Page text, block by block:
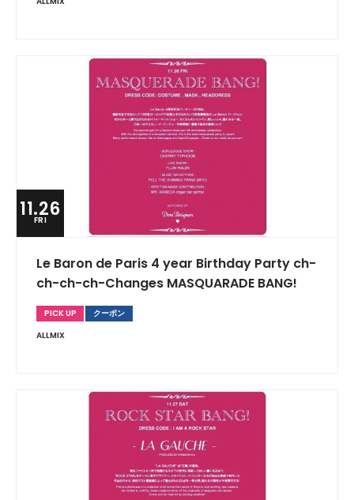
11.26
FRI
Le Baron de Paris 4 year Birthday Party ch-
ch-ch-ch-Changes MASQUARADE BANG!
PICK UP
クーポン
ALLMIX